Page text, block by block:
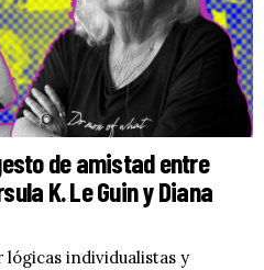
de amistad entre
K. Le Guin y Diana
individualistas y